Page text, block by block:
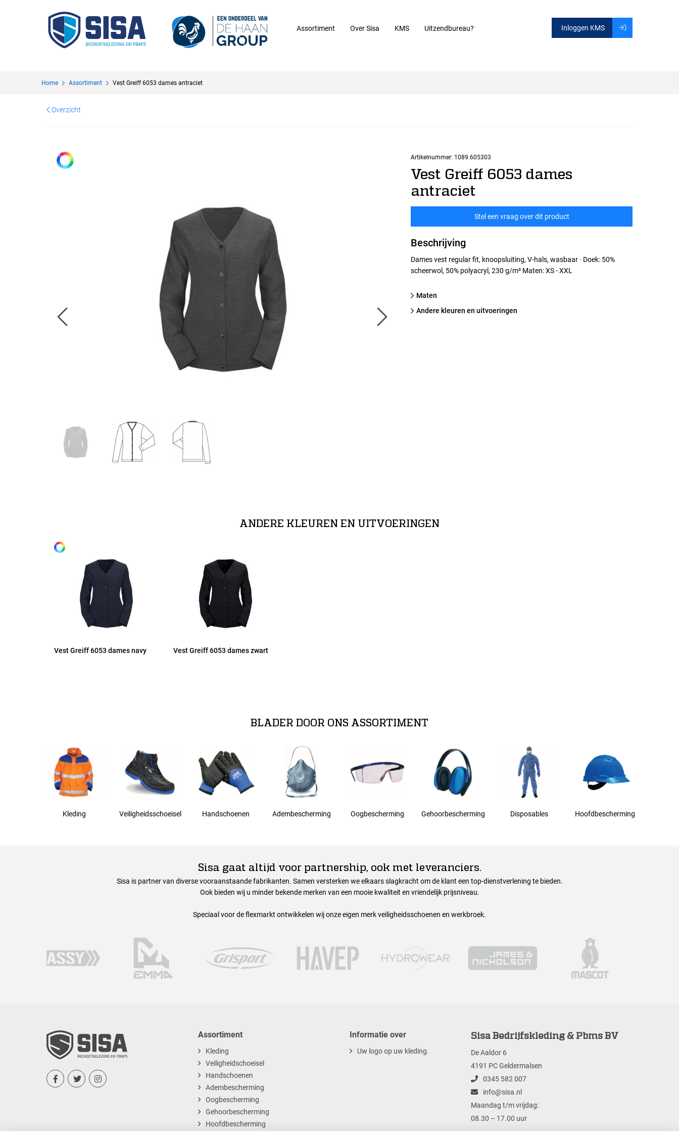
Assortiment Over Sisa KMS Uitzendbureau? Inloggen KMS
Home Assortiment Vest Greiff 6053 dames antraciet
Overzicht
Artikelnummer: 1089.605303
Vest Greiff 6053 dames
antraciet
Stel een vraag over dit product
Beschrijving
Dames vest regular fit, knoopsluiting, V-hals, wasbaar · Doek: 50%
scheerwol, 50% polyacryl, 230 g/m² Maten: XS - XXL
Maten
Andere kleuren en uitvoeringen
Alle maten
ANDERE KLEUREN EN UITVOERINGEN
Vest Greiff 6053 dames navy Vest Greiff 6053 dames zwart
BLADER DOOR ONS ASSORTIMENT
Kleding Veiligheidsschoeisel Handschoenen Adembescherming Oogbescherming Gehoorbescherming Disposables Hoofdbescherming
Sisa gaat altijd voor partnership, ook met leveranciers.
Sisa is partner van diverse vooraanstaande fabrikanten. Samen versterken we elkaars slagkracht om de klant een top-dienstverlening te bieden.
Ook bieden wij u minder bekende merken van een mooie kwaliteit en vriendelijk prijsniveau.
Speciaal voor de flexmarkt ontwikkelen wij onze eigen merk veiligheidsschoenen en werkbroek.
  
Assortiment
Kleding
Veiligheidschoeisel
Handschoenen
Adembescherming
Oogbescherming
Gehoorbescherming
Hoofdbescherming
Informatie over
Uw logo op uw kleding.
Sisa Bedrijfskleding & Pbms BV
De Aaldor 6
4191 PC Geldermalsen
0345 582 007
info@sisa.nl
Maandag t/m vrijdag:
08.30 – 17.00 uur